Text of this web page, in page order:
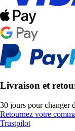
Livraison et
30 jours pour changer
Retournez votre
Trustpilot